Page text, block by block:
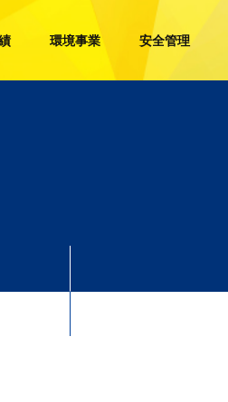
環境事業 安全管理